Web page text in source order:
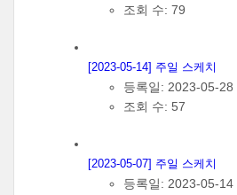
조회 수: 79
[2023-05-14] 주일 스케치
등록일: 2023-05-28
조회 수: 57
[2023-05-07] 주일 스케치
등록일: 2023-05-14